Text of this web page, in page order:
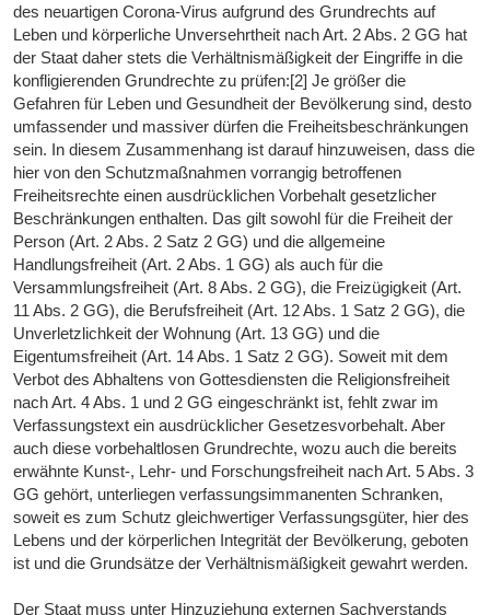
des neuartigen Corona-Virus aufgrund des Grundrechts auf
Leben und körperliche Unversehrtheit nach Art. 2 Abs. 2 GG hat
der Staat daher stets die Verhältnismäßigkeit der Eingriffe in die
konfligierenden Grundrechte zu prüfen:[2] Je größer die
Gefahren für Leben und Gesundheit der Bevölkerung sind, desto
umfassender und massiver dürfen die Freiheitsbeschränkungen
sein. In diesem Zusammenhang ist darauf hinzuweisen, dass die
hier von den Schutzmaßnahmen vorrangig betroffenen
Freiheitsrechte einen ausdrücklichen Vorbehalt gesetzlicher
Beschränkungen enthalten. Das gilt sowohl für die Freiheit der
Person (Art. 2 Abs. 2 Satz 2 GG) und die allgemeine
Handlungsfreiheit (Art. 2 Abs. 1 GG) als auch für die
Versammlungsfreiheit (Art. 8 Abs. 2 GG), die Freizügigkeit (Art.
11 Abs. 2 GG), die Berufsfreiheit (Art. 12 Abs. 1 Satz 2 GG), die
Unverletzlichkeit der Wohnung (Art. 13 GG) und die
Eigentumsfreiheit (Art. 14 Abs. 1 Satz 2 GG). Soweit mit dem
Verbot des Abhaltens von Gottesdiensten die Religionsfreiheit
nach Art. 4 Abs. 1 und 2 GG eingeschränkt ist, fehlt zwar im
Verfassungstext ein ausdrücklicher Gesetzesvorbehalt. Aber
auch diese vorbehaltlosen Grundrechte, wozu auch die bereits
erwähnte Kunst-, Lehr- und Forschungsfreiheit nach Art. 5 Abs. 3
GG gehört, unterliegen verfassungsimmanenten Schranken,
soweit es zum Schutz gleichwertiger Verfassungsgüter, hier des
Lebens und der körperlichen Integrität der Bevölkerung, geboten
ist und die Grundsätze der Verhältnismäßigkeit gewahrt werden.
Der Staat muss unter Hinzuziehung externen Sachverstands